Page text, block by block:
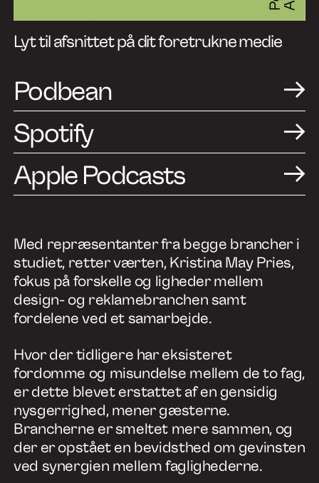
Nyheder
Kontakt
Med repræsentanter fra begge brancher i
studiet, retter værten, Kristina May Pries,
fokus på forskelle og ligheder mellem
design- og reklamebranchen samt
fordelene ved et samarbejde.
Hvor der tidligere har eksisteret
fordomme og misundelse mellem de to fag,
er dette blevet erstattet af en gensidig
nysgerrighed, mener gæsterne.
Brancherne er smeltet mere sammen, og
der er opstået en bevidsthed om gevinsten
ved synergien mellem faglighederne.
Lyt til afsnittet på dit foretrukne medie
Podbean
Spotify
Apple Podcasts